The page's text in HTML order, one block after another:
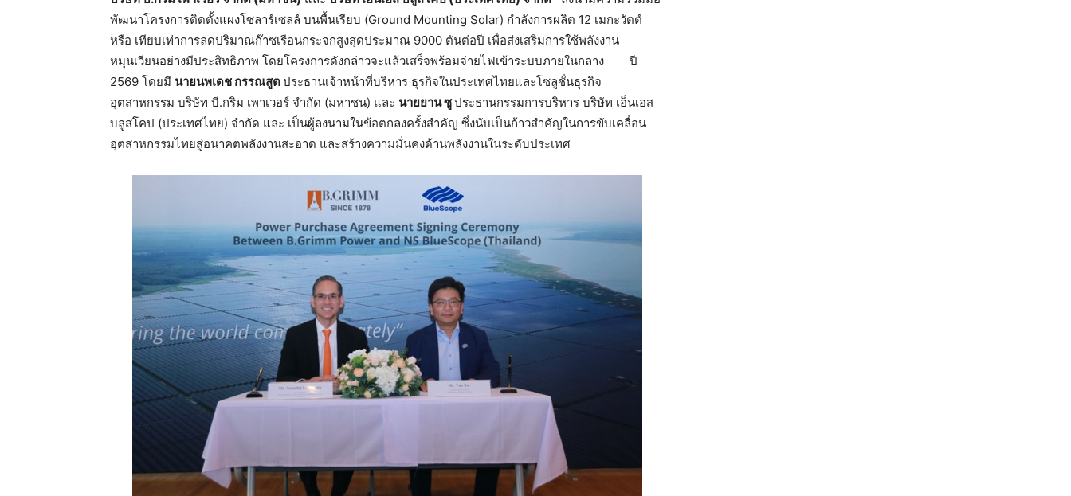
พัฒนาโครงการติดตั้งแผงโซลาร์เซลล์ บนพื้นเรียบ (Ground Mounting Solar) กำลังการผลิต 12 เมกะวัตต์
หรือ เทียบเท่าการลดปริมาณก๊าซเรือนกระจกสูงสุดประมาณ 9000 ตันต่อปี เพื่อส่งเสริมการใช้พลังงาน
หมุนเวียนอย่างมีประสิทธิภาพ โดยโครงการดังกล่าวจะแล้วเสร็จพร้อมจ่ายไฟเข้าระบบภายในกลาง
ปี
2569 โดยมี นายนพเดช กรรณสูตประธานเจ้าหน้าที่บริหาร ธุรกิจในประเทศไทยและโซลูชั่นธุรกิจ
อุตสาหกรรม บริษัท บี.กริม เพาเวอร์ จำกัด (มหาชน) และ นายยานซูประธานกรรมการบริหาร บริษัท เอ็นเอส
บลูสโคป (ประเทศไทย) จำกัด และ เป็นผู้ลงนามในข้อตกลงครั้งสำคัญ ซึ่งนับเป็นก้าวสำคัญในการขับเคลื่อน
อุตสาหกรรมไทยสู่อนาคตพลังงานสะอาด และสร้างความมั่นคงด้านพลังงานในระดับประเทศ